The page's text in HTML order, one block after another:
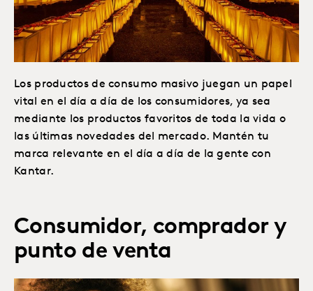
Los productos de consumo masivo juegan un papel
vital en el día a día de los consumidores, ya sea
mediante los productos favoritos de toda la vida o
las últimas novedades del mercado. Mantén tu
marca relevante en el día a día de la gente con
Kantar.
Consumidor, comprador y
punto de venta